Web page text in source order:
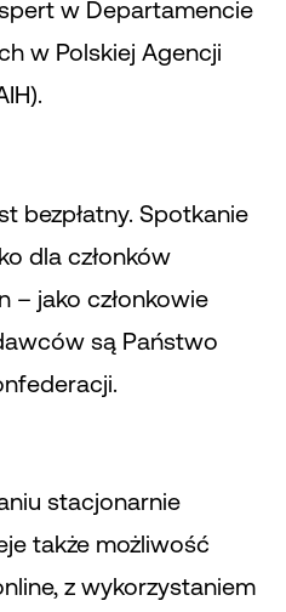
w Departamencie
w Polskiej Agencji
bezpłatny. Spotkanie
dla członków
– jako członkowie
są Państwo
stacjonarnie
także możliwość
z wykorzystaniem